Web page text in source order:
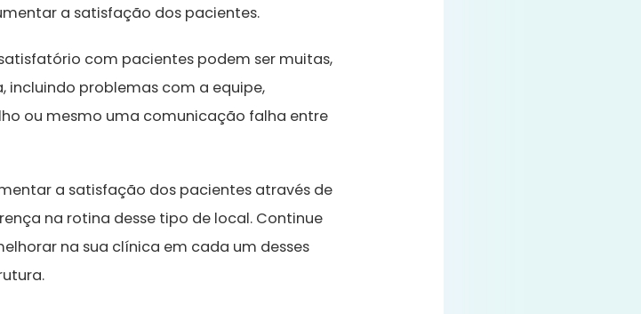
a satisfação dos pacientes.
com pacientes podem ser muitas,
incluindo problemas com a equipe,
ou mesmo uma comunicação falha entre
a satisfação dos pacientes através de
na rotina desse tipo de local. Continue
na sua clínica em cada um desses